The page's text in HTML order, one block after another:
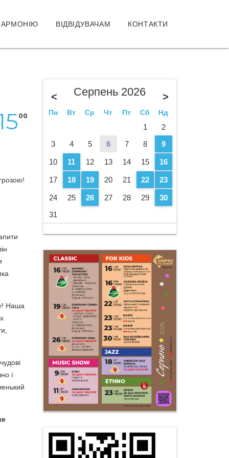
ВІДВІДУВАЧАМ КОНТАКТИ
00
Наша
і
Серпень 2026 >
<
Пн Вт Ср Чт Пт Сб Нд
1
2
3
4 5 6 7 8 9
10 11 12 13 14 15 16
17 18 19 20 21 22 23
24 25 26 27 28 29
30
31